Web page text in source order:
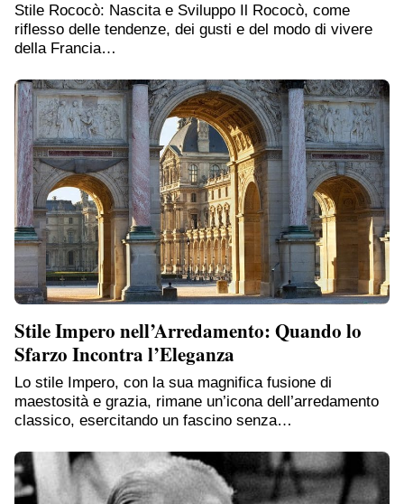
Stile Rococò: Nascita e Sviluppo Il Rococò, come
riflesso delle tendenze, dei gusti e del modo di vivere
della Francia…
Stile Impero nell’Arredamento: Quando lo
Sfarzo Incontra l’Eleganza
Lo stile Impero, con la sua magnifica fusione di
maestosità e grazia, rimane un’icona dell’arredamento
classico, esercitando un fascino senza…